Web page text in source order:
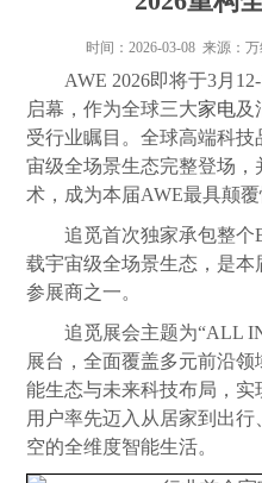
时间：2026-03-08 来源：
AWE 2026即将于3月
启幕，作为全球三大家电及
受行业瞩目。全球高端科
宙级全场景生态完整登场
术，成为本届AWE最具颠
追觅首次独家承包整个
载宇宙级全场景生态，是
参展商之一。
追觅展会主题为“ALL
展台，全面覆盖多元前沿
能生态与未来科技布局，
用户率先迈入从居家到出
空的全维度智能生活。